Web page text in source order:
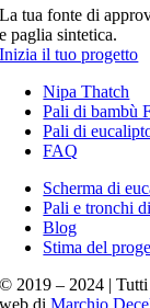
La tua fonte di
e paglia sintetica.
Inizia il tuo progetto
Nipa Thatch
Pali di bambù
Pali di
FAQ
Scherma di
Pali e tronchi
Blog
Stima del
© 2019 – 2024 |
web diMarchio